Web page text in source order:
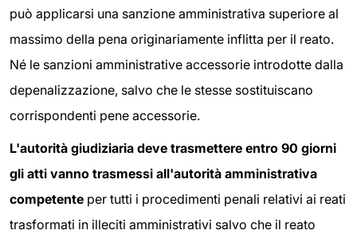
può applicarsi una sanzione amministrativa superiore al
massimo della pena originariamente inflitta per il reato.
Né le sanzioni amministrative accessorie introdotte dalla
depenalizzazione, salvo che le stesse sostituiscano
corrispondenti pene accessorie.
L'autorità giudiziaria deve trasmettere entro 90 giorni
gli atti vanno trasmessi all'autorità amministrativa
competente per tutti i procedimenti penali relativi ai reati
trasformati in illeciti amministrativi salvo che il reato